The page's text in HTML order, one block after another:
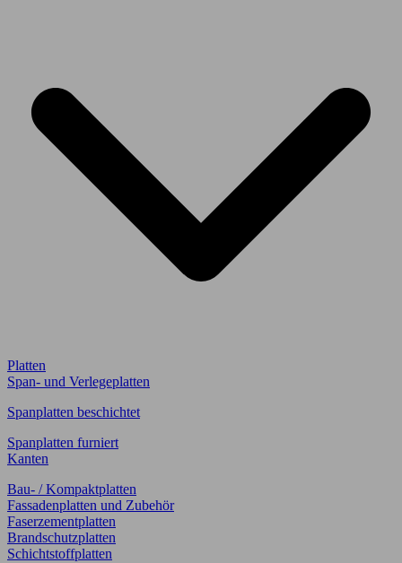
Platten
Span- und Verlegeplatten
Spanplatten beschichtet
Spanplatten furniert
Kanten
Bau- / Kompaktplatten
Fassadenplatten und Zubehör
Faserzementplatten
Brandschutzplatten
Schichtstoffplatten